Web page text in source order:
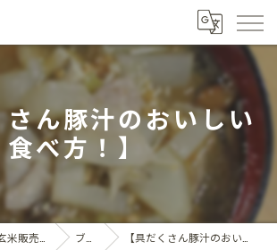
ん豚汁のおいしい
食べ方！】
ブログ 【具だくさん豚汁のおいしい食べ方！】